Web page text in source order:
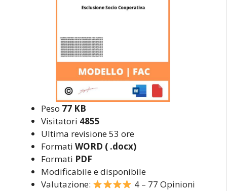
Peso 77 KB
Visitatori 4855
Ultima revisione 53 ore
Formati WORD ( .docx)
Formati PDF
Modificabile e disponibile
Valutazione:
4 – 77 Opinioni